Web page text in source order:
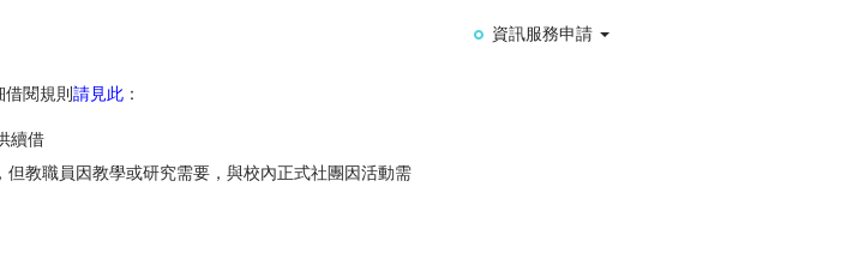
閱規則 請見此 ：
續借
教職員因教學或研究需要，與校內正式社團因活動需
資訊服務申請